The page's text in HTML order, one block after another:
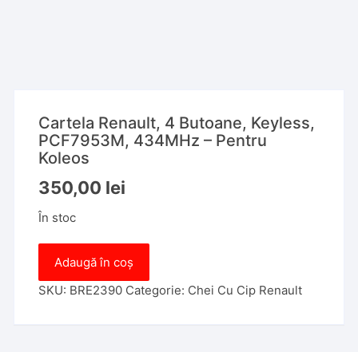
Cartela Renault, 4 Butoane, Keyless,
PCF7953M, 434MHz – Pentru
Koleos
350,00 lei
În stoc
Cartela
Renault,
Adaugă în coș
SKU: BRE2390 Categorie: Chei Cu Cip Renault